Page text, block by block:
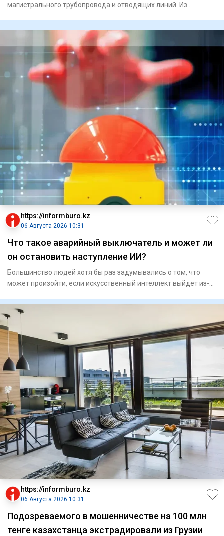
магистрального трубопровода и отводящих линий. Из
https://informburo.kz
06 Августа 2026 10:31
Что такое аварийный выключатель и может ли
он остановить наступление ИИ?
Большинство людей хотя бы раз задумывались о том, что
может произойти, если искусственный интеллект выйдет из-
https://informburo.kz
06 Августа 2026 10:31
Подозреваемого в мошенничестве на 100 млн
тенге казахстанца экстрадировали из Грузии